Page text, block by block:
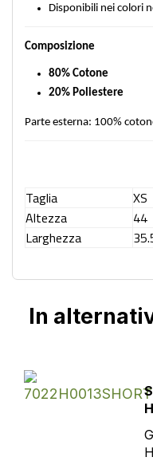
Disponibili nei colori
Composizione
80% Cotone
20% Poliestere
Parte esterna: 100%
Taglia XS
Altezza
44
Larghezza
In